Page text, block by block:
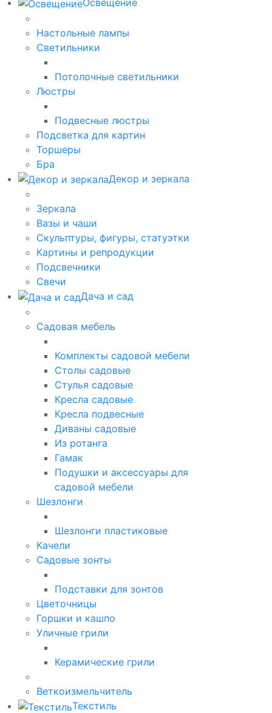
Освещение
Настольные лампы
Светильники
Потолочные светильники
Люстры
Подвесные люстры
Подсветка для картин
Торшеры
Бра
Декор и зеркала
Зеркала
Вазы и чаши
Скульптуры, фигуры, статуэтки
Картины и репродукции
Подсвечники
Свечи
Дача и сад
Садовая мебель
Комплекты садовой мебели
Столы садовые
Стулья садовые
Кресла садовые
Кресла подвесные
Диваны садовые
Из ротанга
Гамак
Подушки и аксессуары для
садовой мебели
Шезлонги
Шезлонги пластиковые
Качели
Садовые зонты
Подставки для зонтов
Цветочницы
Горшки и кашпо
Уличные грили
Керамические грили
Веткоизмельчитель
Текстиль